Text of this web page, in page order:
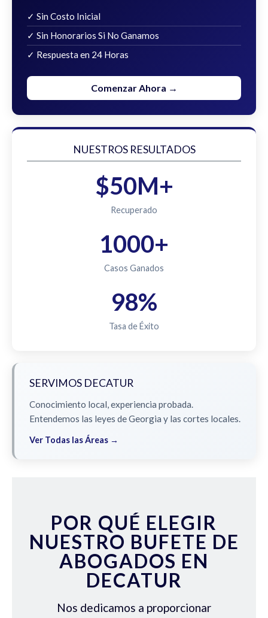
✓ Sin Costo Inicial
✓ Sin Honorarios Si No Ganamos
✓ Respuesta en 24 Horas
Comenzar Ahora →
NUESTROS RESULTADOS
$50M+
Recuperado
1000+
Casos Ganados
98%
Tasa de Éxito
SERVIMOS DECATUR
Conocimiento local, experiencia probada.
Entendemos las leyes de Georgia y las cortes locales.
Ver Todas las Áreas →
POR QUÉ ELEGIR
NUESTRO BUFETE DE
ABOGADOS EN
DECATUR
Nos dedicamos a proporcionar